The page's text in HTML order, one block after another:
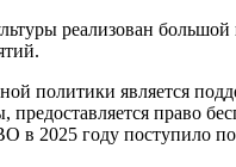
реализован
политики является
право
2025 году поступило